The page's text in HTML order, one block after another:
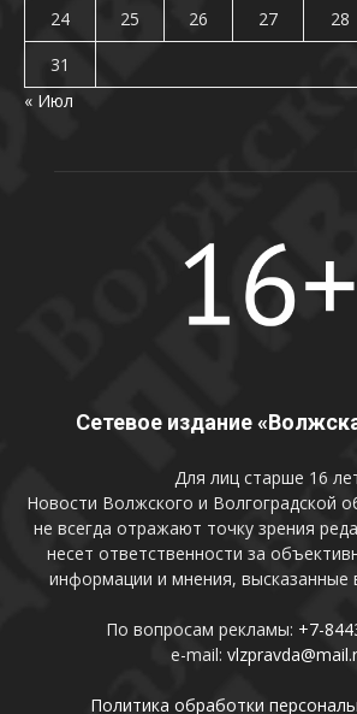
24
25 26 27 28
31
« Июл
Сетевое издание
Для лиц старше 16
Новости Волжского и Волгоградской
не всегда отражают точку зрения
несет ответственности за
информации и мнения, высказанные
По вопросам рекламы: +7-
e-mail:
Политика обработки